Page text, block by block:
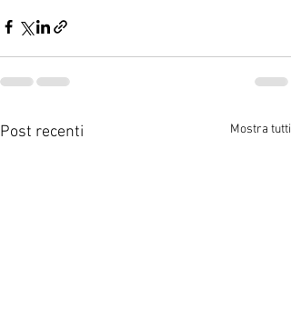
Post recenti Mostra tutti